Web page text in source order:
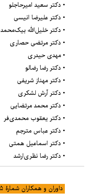
• دکتر سعید امیرحاجلو
• دکتر علیرضا انیسی
• دکتر خلیل‌الله بیک‌محمدی
• دکتر مرتضی حصاری
• مهدی حیدری
• دکتر رضا رضالو
• دکتر مهناز شریفی
• دکتر آرش لشکری
• دکتر محمد مرتضایی
• دکتر یعقوب محمدی‌فر
• دکتر عباس مترجم
• دکتر اسماعیل همتی
• دکتر رضا نظری‌ارشد
داوران و همکاران شمارۀ ۵: